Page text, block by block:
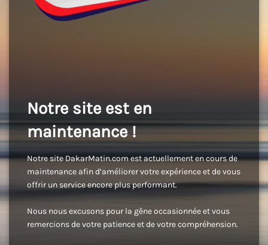
Notre site est en
maintenance !
Notre site DakarMatin.com est actuellement en cours de
maintenance afin d’améliorer votre expérience et de vous
offrir un service encore plus performant.
Nous nous excusons pour la gêne occasionnée et vous
remercions de votre patience et de votre compréhension.